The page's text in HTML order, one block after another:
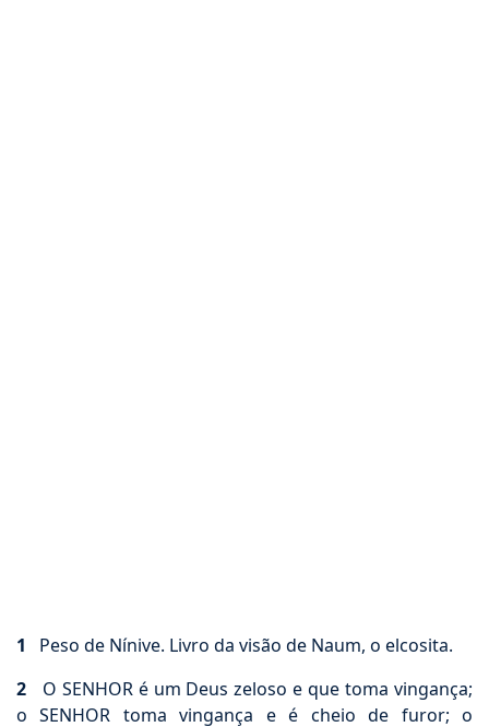
1 Peso de Nínive. Livro da visão de Naum, o elcosita.
2 O SENHOR é um Deus zeloso e que toma vingança;
o SENHOR toma vingança e é cheio de furor; o